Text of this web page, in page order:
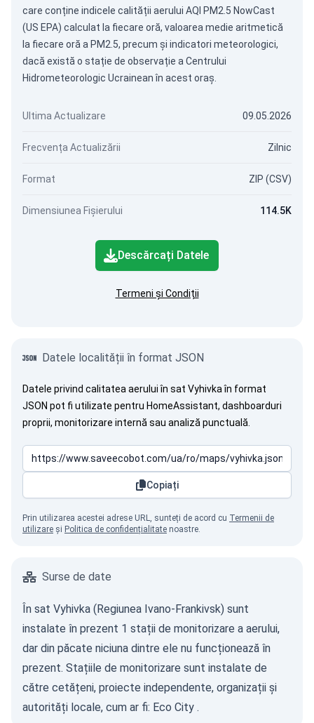
care conține indicele calității aerului AQI PM2.5 NowCast
(US EPA) calculat la fiecare oră, valoarea medie aritmetică
la fiecare oră a PM2.5, precum și indicatori meteorologici,
dacă există o stație de observație a Centrului
Hidrometeorologic Ucrainean în acest oraș.
Ultima Actualizare 09.05.2026
Frecvența Actualizării Zilnic
Format ZIP (CSV)
Dimensiunea Fișierului 114.5K
Descărcați Datele
Termeni și Condiții
Datele localității în format JSON
Datele privind calitatea aerului în sat Vyhivka în format
JSON pot fi utilizate pentru HomeAssistant, dashboarduri
proprii, monitorizare internă sau analiză punctuală.
Copiați
Prin utilizarea acestei adrese URL, sunteți de acord cu Termenii de
utilizare și Politica de confidențialitate noastre.
Surse de date
În sat Vyhivka (Regiunea Ivano-Frankivsk) sunt
instalate în prezent 1 stații de monitorizare a aerului,
dar din păcate niciuna dintre ele nu funcționează în
prezent. Stațiile de monitorizare sunt instalate de
către cetățeni, proiecte independente, organizații și
autorități locale, cum ar fi: Eco City .